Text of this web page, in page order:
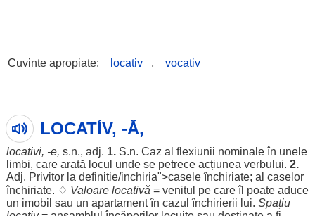
Cuvinte apropiate: locativ , vocativ
LOCATÍV, -Ă,
locativi, -e, s.n., adj. 1.S.n. Caz al flexiunii nominaleîn unele
limbi, care arată locul unde se petrece acțiunea verbului. 2.
Adj. Privitorla definitie/inchiria">casele închiriate; al caselor
închiriate. ♢ Valoare locativă = venitul pe careîl poate aduce
un imobil sau un apartamentîn cazul închirierii lui. Spațiu